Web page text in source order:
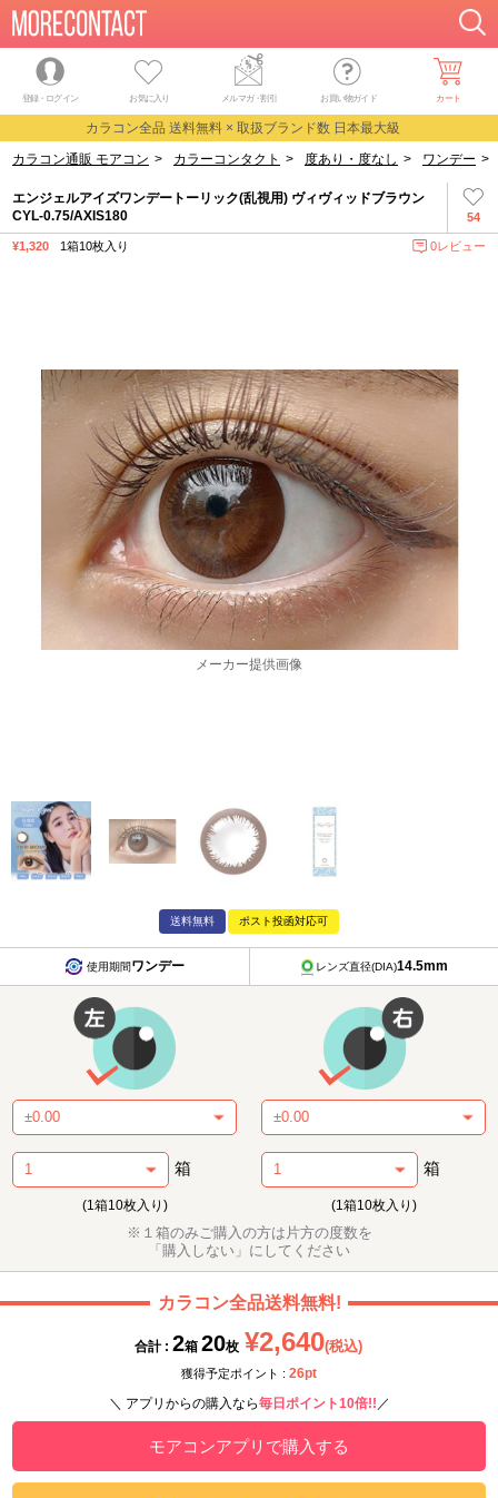
登録・ログイン お気に入り メルマガ・割引 お買い物ガイド カート
カラコン全品 送料無料 × 取扱ブランド数 日本最大級
カラコン通販 モアコン > カラーコンタクト > 度あり・度なし > ワンデー >
54
エンジェルアイズワンデートーリック(乱視用) ヴィヴィッドブラウン
CYL-0.75/AXIS180
¥1,320 1箱10枚入り 0レビュー
メーカー提供画像
送料無料 ポスト投函対応可
使用期間ワンデー レンズ直径(DIA)14.5mm
箱
(1箱10枚入り)
箱
(1箱10枚入り)
※１箱のみご購入の方は片方の度数を
「購入しない」にしてください
カラコン全品送料無料!
合計 : 2箱 20枚 ¥2,640(税込)
獲得予定ポイント : 26pt
＼ アプリからの購入なら毎日ポイント10倍!! ／
モアコンアプリで購入する